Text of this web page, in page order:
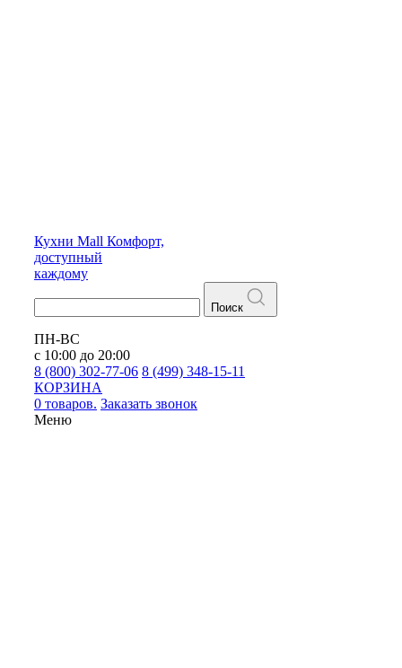
Кухни Mall Комфорт,
доступный
каждому
Поиск
ПН-ВС
с 10:00 до 20:00
8 (800) 302-77-06 8 (499) 348-15-11
КОРЗИНА
0 товаров. Заказать звонок
Меню